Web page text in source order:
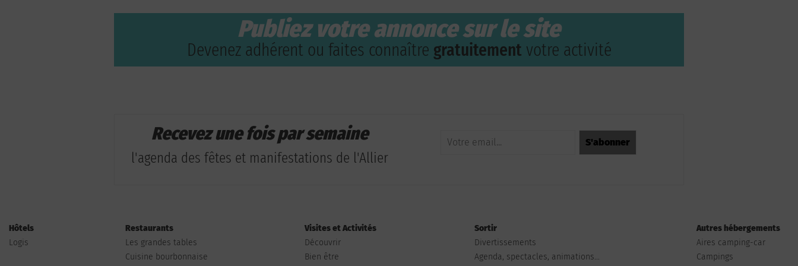
Publiez votre annonce sur le site
Devenez adhérent ou faites connaître gratuitement votre activité
Recevez une fois par semaine
l'agenda des fêtes et manifestations de l'Allier
Hôtels
Logis
Restaurants
Les grandes tables
Cuisine bourbonnaise
Visites et Activités
Découvrir
Bien être
Sortir
Divertissements
Agenda, spectacles, animations...
Autres hébergements
Aires camping-car
Campings